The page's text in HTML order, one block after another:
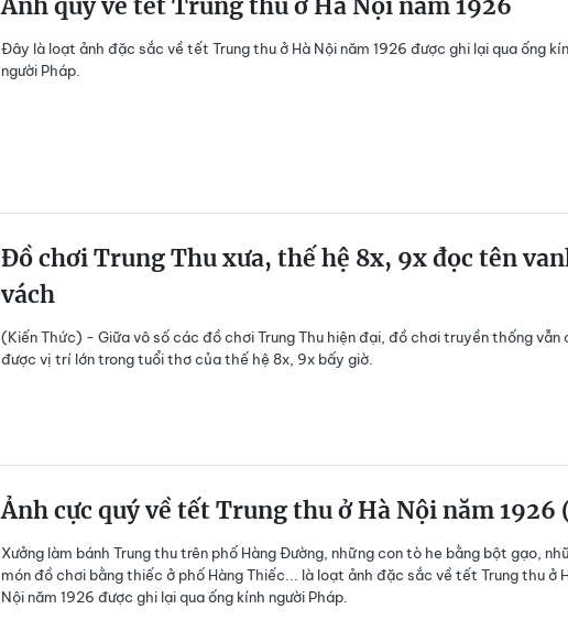
Ảnh quý về tết Trung thu ở Hà Nội năm 1926
Đây là loạt ảnh đặc sắc về tết Trung thu ở Hà Nội năm 1926 được ghi lại qua ống
người Pháp.
Đồ chơi Trung Thu xưa, thế hệ 8x, 9x đọc tên
vách
(Kiến Thức) - Giữa vô số các đồ chơi Trung Thu hiện đại, đồ chơi truyền thống vẫn
được vị trí lớn trong tuổi thơ của thế hệ 8x, 9x bấy giờ.
Ảnh cực quý về tết Trung thu ở Hà Nội năm 1926
Xưởng làm bánh Trung thu trên phố Hàng Đường, những con tò he bằng bột gạo,
món đồ chơi bằng thiếc ở phố Hàng Thiếc... là loạt ảnh đặc sắc về tết Trung thu ở
Nội năm 1926 được ghi lại qua ống kính người Pháp.